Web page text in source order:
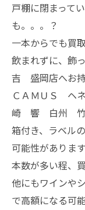
戸棚に閉まって
も。。。？
一本からでも買
飲まれずに、飾
吉 盛岡店へお持
ＣＡＭＵＳ ヘ
崎 響 白州
箱付き、ラベル
可能性があります
本数が多い程、
他にもワインや
で高額になる可